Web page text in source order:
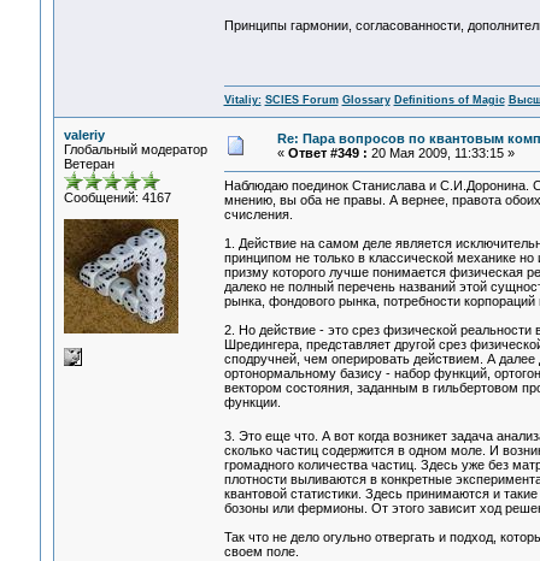
Принципы гармонии, согласованности,
Vitaliy: SCIES Forum Glossary Definitions of Magic
valeriy
Глобальный модератор
Ветеран
Сообщений: 4167
Re: Пара вопросов по квантовым
« Ответ #349 : 20 Мая 2009, 11:33:15 »
Наблюдаю поединок Станислава и С.И.Доронина.
мнению, вы оба не правы. А вернее, правота
счисления.
1. Действие на самом деле является
принципом не только в классической механике
призму которого лучше понимается физическая
далеко не полный перечень названий этой
рынка, фондового рынка, потребности
2. Но действие - это срез физической
Шредингера, представляет другой срез
сподручней, чем оперировать действием. А
ортонормальному базису - набор функций,
вектором состояния, заданным в гильбертовом
функции.
3. Это еще что. А вот когда возникет задача
сколько частиц содержится в одном моле. И
громадного количества частиц. Здесь уже без
плотности выливаются в конкретные
квантовой статистики. Здесь принимаются и
бозоны или фермионы. От этого зависит ход
Так что не дело огульно отвергать и подход,
своем поле.